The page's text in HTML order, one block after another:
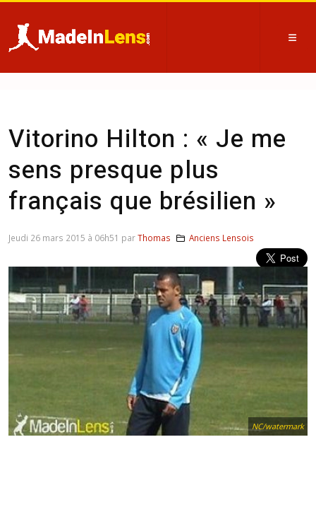
Vitorino Hilton : « Je me
sens presque plus
français que brésilien »
NC/watermark
Jeudi 26 mars 2015 à 06h51 parThomas Anciens Lensois